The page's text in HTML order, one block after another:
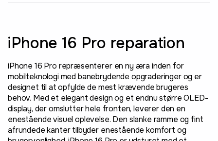
iPhone 16 Pro reparation
iPhone 16 Pro repræsenterer en ny æra inden for
mobilteknologi med banebrydende opgraderinger og er
designet til at opfylde de mest krævende brugeres
behov. Med et elegant design og et endnu større OLED-
display, der omslutter hele fronten, leverer den en
enestående visuel oplevelse. Den slanke ramme og fint
afrundede kanter tilbyder enestående komfort og